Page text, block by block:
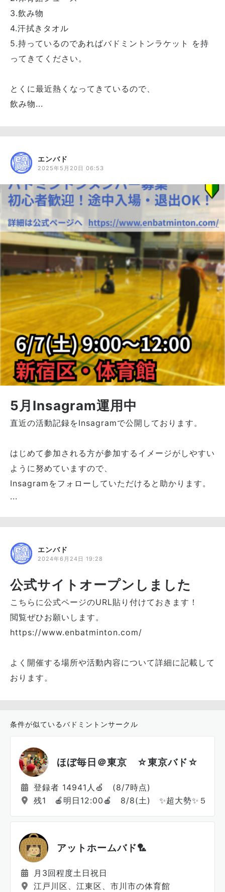
3.飲み物
4.汗拭きタオル
5.持っているのであればバドミントンラケット を持
ってきてください。
とくに最近熱くなってきているので、
飲み物...
エンバド
2025年5月20日 06:53
5月Insagram運用中
直近の活動記録をInsagramで公開しております。
はじめて参加される方が参加するイメージがしやすい
ように努めていますので、
Insagramをフォローしていただけると助かります。
...
エンバド
2024年6月24日 19:28
公式サイトオープンしました
こちらに公式ページのURL貼り付けておきます！
閲覧ぜひお願いします。
https://www.enbatminton.com/
よく開催する場所や活動内容について詳細に記載して
おります。
条件が似ているバドミントンサークル
ほぼ毎日＠東京 ☆東京バド☆
登録者 14941人🍏 (8/7時点)
残1 🍎明日12:00🍎 8/8(土) ✨超大勢✨５時間
アットホームバド🏸
月3回程度土日祝日
江戸川区、江東区、市川市の体育館